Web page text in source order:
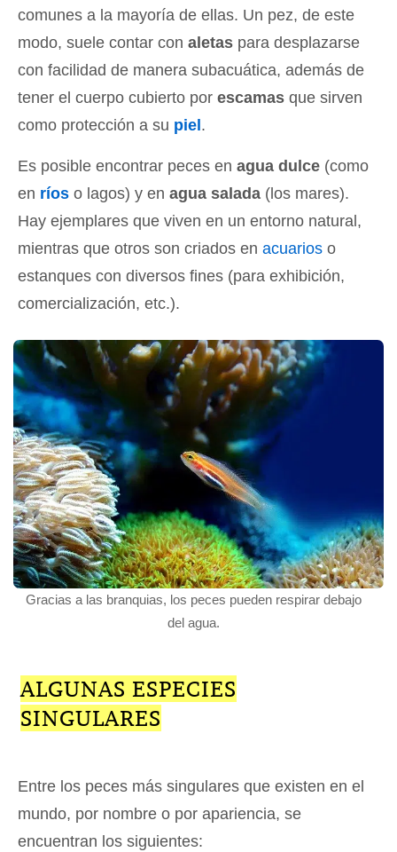
comunes a la mayoría de ellas. Un pez, de este
modo, suele contar con aletas para desplazarse
con facilidad de manera subacuática, además de
tener el cuerpo cubierto por escamas que sirven
como protección a su piel .
Es posible encontrar peces en agua dulce (como
en ríos o lagos) y en agua salada (los mares).
Hay ejemplares que viven en un entorno natural,
mientras que otros son criados en acuarios o
estanques con diversos fines (para exhibición,
comercialización, etc.).
Gracias a las branquias, los peces pueden respirar debajo
del agua.
ALGUNAS ESPECIES
SINGULARES
Entre los peces más singulares que existen en el
mundo, por nombre o por apariencia, se
encuentran los siguientes: